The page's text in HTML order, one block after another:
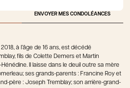
ENVOYER MES CONDOLÉANCES
à l’âge de 16 ans, est décédé
fils de Colette Demers et Martin
Hénédine. Il laisse dans le deuil outre sa mère
ses grands-parents : Francine Roy et
père : Joseph Tremblay; son arrière-grand-